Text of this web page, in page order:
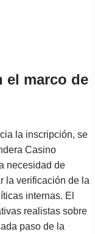
el marco de
la inscripción, se
Casino
necesidad de
la verificación de la
internas. El
realistas sobre
paso de la